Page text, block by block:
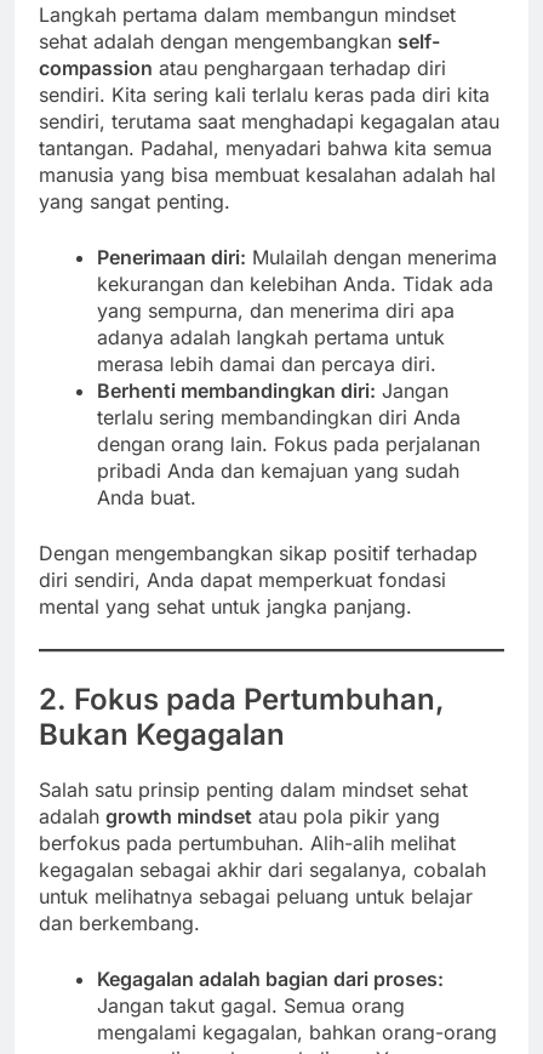
Langkah pertama dalam membangun mindset
sehat adalah dengan mengembangkan self-
compassion atau penghargaan terhadap diri
sendiri. Kita sering kali terlalu keras pada diri kita
sendiri, terutama saat menghadapi kegagalan atau
tantangan. Padahal, menyadari bahwa kita semua
manusia yang bisa membuat kesalahan adalah hal
yang sangat penting.
Penerimaan diri: Mulailah dengan menerima
kekurangan dan kelebihan Anda. Tidak ada
yang sempurna, dan menerima diri apa
adanya adalah langkah pertama untuk
merasa lebih damai dan percaya diri.
Berhenti membandingkan diri: Jangan
terlalu sering membandingkan diri Anda
dengan orang lain. Fokus pada perjalanan
pribadi Anda dan kemajuan yang sudah
Anda buat.
Dengan mengembangkan sikap positif terhadap
diri sendiri, Anda dapat memperkuat fondasi
mental yang sehat untuk jangka panjang.
2. Fokus pada Pertumbuhan,
Bukan Kegagalan
Salah satu prinsip penting dalam mindset sehat
adalah growth mindset atau pola pikir yang
berfokus pada pertumbuhan. Alih-alih melihat
kegagalan sebagai akhir dari segalanya, cobalah
untuk melihatnya sebagai peluang untuk belajar
dan berkembang.
Kegagalan adalah bagian dari proses:
Jangan takut gagal. Semua orang
mengalami kegagalan, bahkan orang-orang